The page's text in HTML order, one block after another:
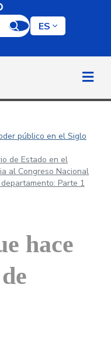
clave
ES
público en el Siglo
de Estado en el
al Congreso Nacional
Parte 1
hace